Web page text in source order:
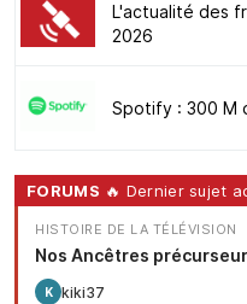
L'actualité des
2026
Spotify : 300 M
FORUMS 🔥 Dernier sujet
HISTOIRE DE LA TÉLÉVISION
Nos Ancêtres
K kiki37